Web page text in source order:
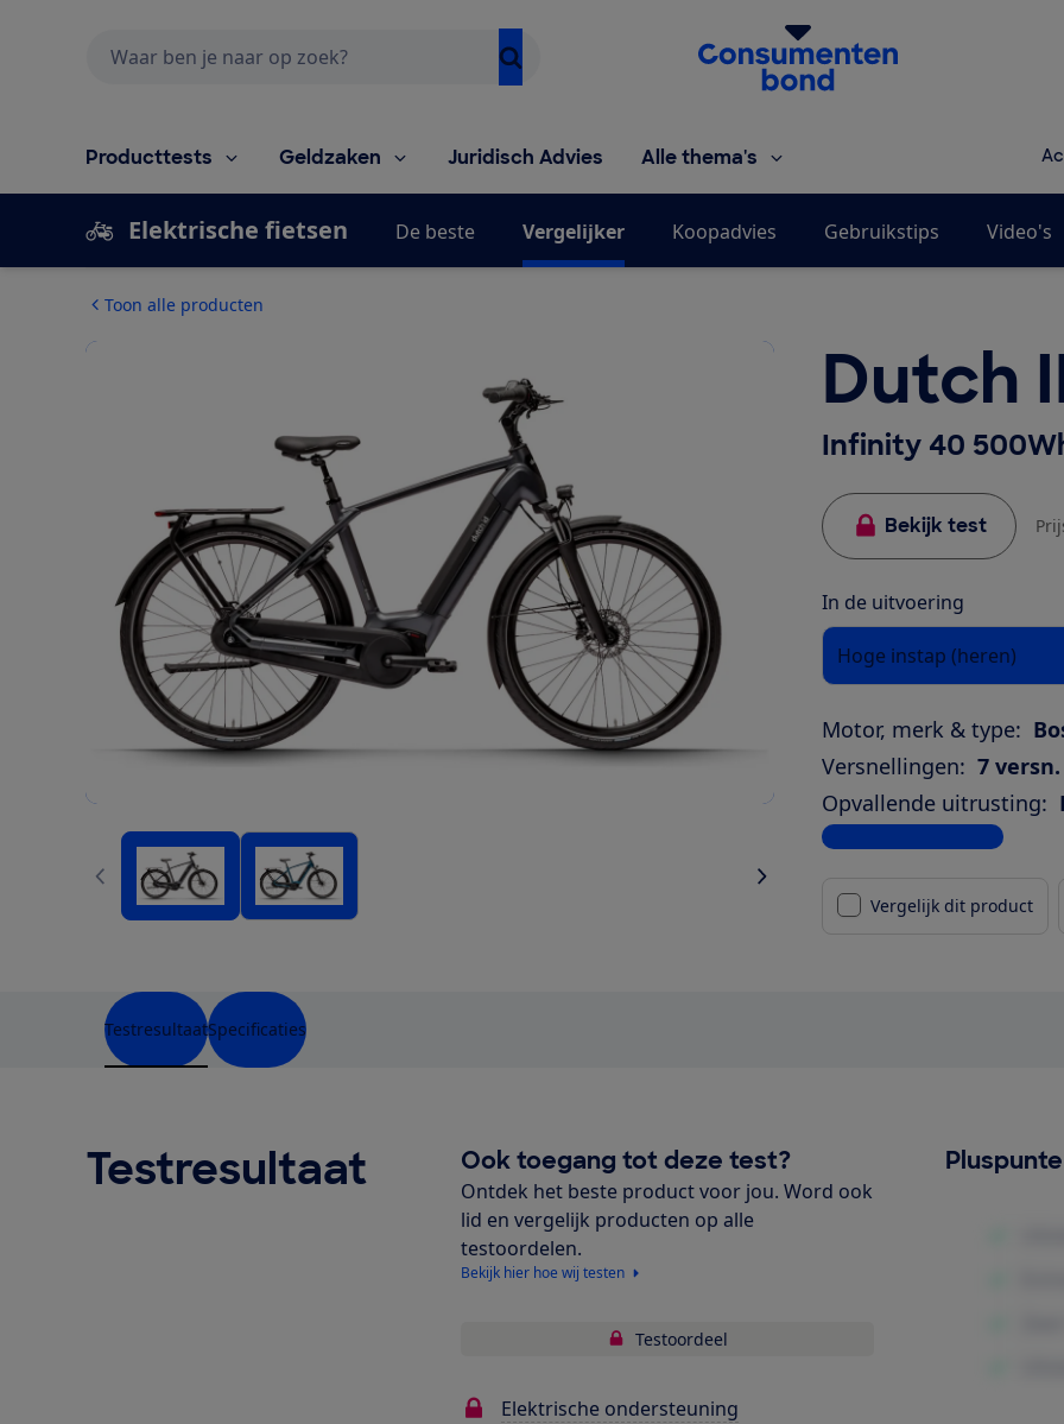
Homepage van de Consumentenbond
Producttests Geldzaken Juridisch Advies Alle thema's
Elektrische fietsen De beste Vergelijker Koopadvies Gebruikstips Video's
Toon alle producten
Dutch
Infinity 40
Bekijk test
In de uitvoering
Hoge instap (heren)
Motor, merk & type:
Versnellingen: 7
Opvallende uitrusting:
Bekijk alle specificaties
Vergelijk dit product
TestresultaatSpecificaties
Testresultaat Ook toegang tot deze test?
Ontdek het beste product voor jou. Word ook
lid en vergelijk producten op alle
testoordelen.
Bekijk hier hoe wij testen
Testoordeel
Elektrische ondersteuning